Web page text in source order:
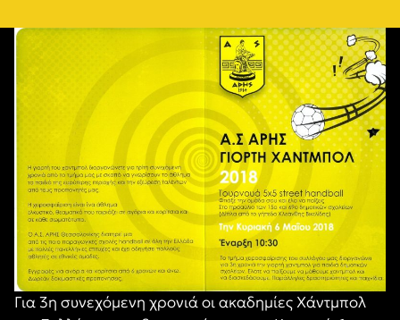
Για 3η συνεχόμενη χρονιά οι ακαδημίες Χάντμπολ